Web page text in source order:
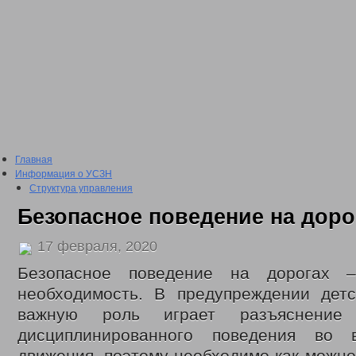
Главная
Информация о УСЗН
Структура управления
План проведения проверки подведомственных учреждений
2016 год
2017 год
2018 год
2019 год
2020 год
2021 год
2022 год
Отчеты о проделанной работе
Безопасное поведение на
17 февраля, 2020
Безопасное поведение на дорогах
необходимость. В предупреждении
важную роль играет
дисциплинированного поведения во